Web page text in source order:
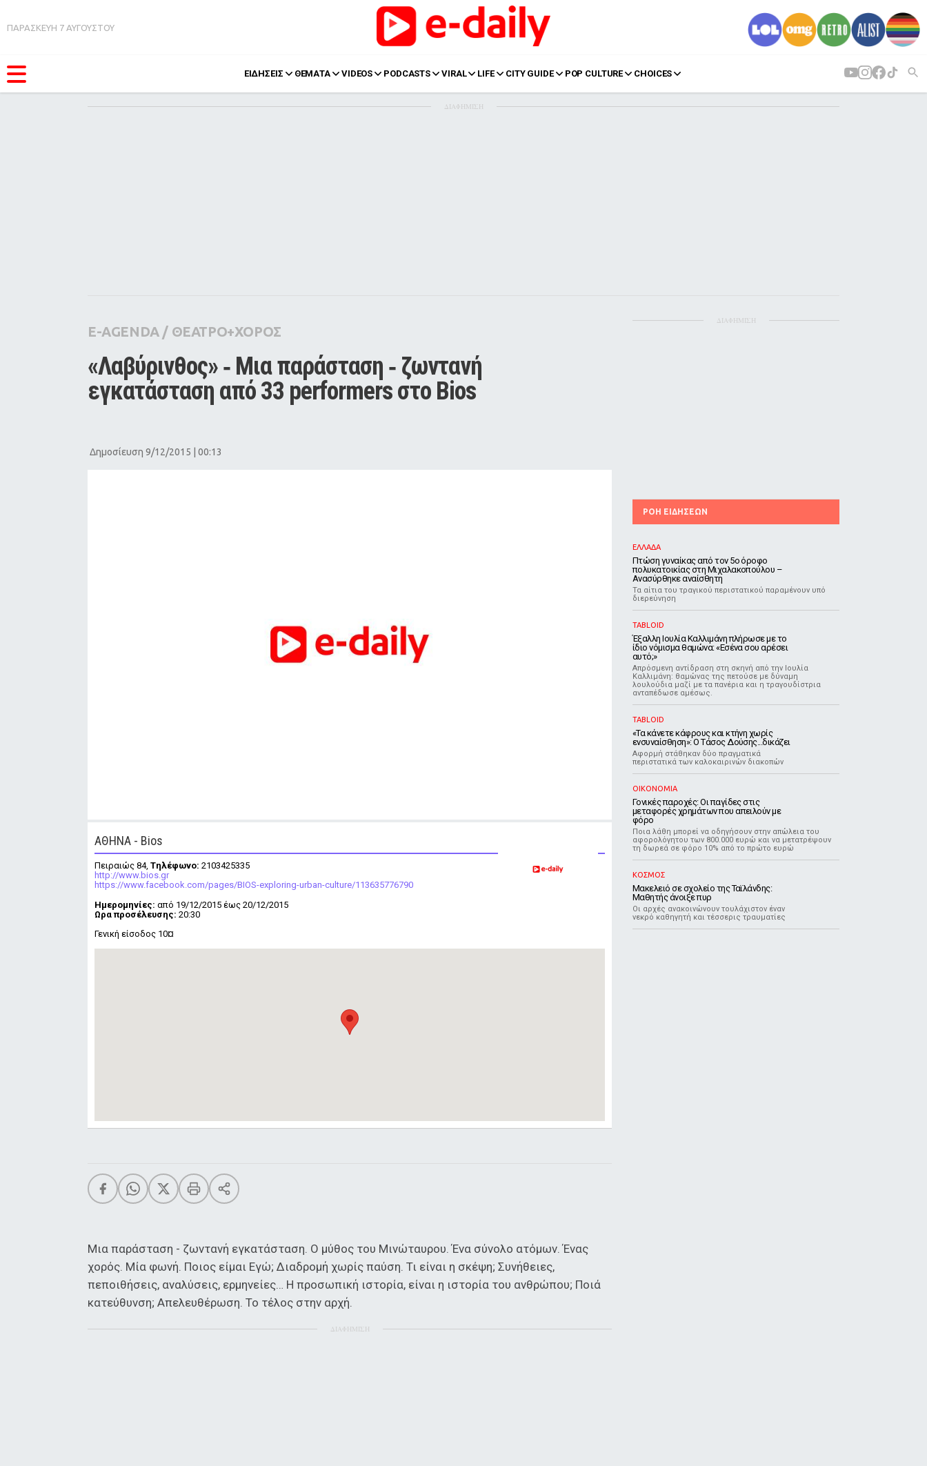
ΠΑΡΑΣΚΕΥΗ 7 ΑΥΓΟΥΣΤΟΥ
ΕΙΔΗΣΕΙΣ ΘΕΜΑΤΑ VIDEOS PODCASTS VIRAL LIFE CITY GUIDE POP CULTURE CHOICES
Pop Culture
Agenda
ΔΙΑΦΗΜΙΣΗ
E-AGENDA/ ΘΕΑΤΡΟ+ΧΟΡΟΣ
«Λαβύρινθος» ‑ Μια παράσταση ‑ ζωντανή
εγκατάσταση από 33 performers στο Bios
Δημοσίευση 9/12/2015 | 00:13
ΑΘΗΝΑ - Bios
Πειραιώς 84, Tηλέφωνο: 2103425335
http://www.bios.gr
https://www.facebook.com/pages/BIOS-exploring-urban-culture/113635776790
Ημερομηνίες: από 19/12/2015 έως 20/12/2015
Ωρα προσέλευσης: 20:30
Γενική είσοδος 10¤
Μια παράσταση - ζωντανή εγκατάσταση. Ο μύθος του Μινώταυρου. Ένα σύνολο ατόμων. Ένας
χορός. Μία φωνή. Ποιος είμαι Εγώ; Διαδρομή χωρίς παύση. Τι είναι η σκέψη; Συνήθειες,
πεποιθήσεις, αναλύσεις, ερμηνείες… Η προσωπική ιστορία, είναι η ιστορία του ανθρώπου; Ποιά
κατεύθυνση; Απελευθέρωση. Το τέλος στην αρχή.
ΔΙΑΦΗΜΙΣΗ
ΔΙΑΦΗΜΙΣΗ
ΡΟΗ ΕΙΔΗΣΕΩΝ
ΕΛΛΑΔΑ
Πτώση γυναίκας από τον 5ο όροφο
πολυκατοικίας στη Μιχαλακοπούλου –
Ανασύρθηκε αναίσθητη
Τα αίτια του τραγικού περιστατικού παραμένουν υπό
διερεύνηση
TABLOID
Έξαλλη Ιουλία Καλλιμάνη πλήρωσε με το
ίδιο νόμισμα θαμώνα: «Εσένα σου αρέσει
αυτό;»
Απρόσμενη αντίδραση στη σκηνή από την Ιουλία
Καλλιμάνη: θαμώνας της πετούσε με δύναμη
λουλούδια μαζί με τα πανέρια και η τραγουδίστρια
ανταπέδωσε αμέσως.
TABLOID
«Τα κάνετε κάφρους και κτήνη χωρίς
ενσυναίσθηση»: Ο Τάσος Δούσης...δικάζει
Αφορμή στάθηκαν δύο πραγματικά
περιστατικά των καλοκαιρινών διακοπών
ΟΙΚΟΝΟΜΙΑ
Γονικές παροχές: Οι παγίδες στις
μεταφορές χρημάτων που απειλούν με
φόρο
Ποια λάθη μπορεί να οδηγήσουν στην απώλεια του
αφορολόγητου των 800.000 ευρώ και να μετατρέψουν
τη δωρεά σε φόρο 10% από το πρώτο ευρώ
ΚΟΣΜΟΣ
Μακελειό σε σχολείο της Ταϊλάνδης:
Μαθητής άνοιξε πυρ
Οι αρχές ανακοινώνουν τουλάχιστον έναν
νεκρό καθηγητή και τέσσερις τραυματίες